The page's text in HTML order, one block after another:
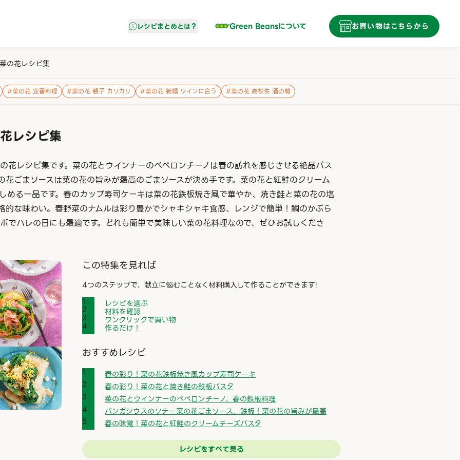
レシピまとめとは？ Green Beansについて お買い物はこちらから
の花レシピ集
#菜の花 定番料理 #菜の花 親子 カリカリ #菜の花 新婚 ワインに合う #菜の花 高校生 酒の肴
レシピ集
花レシピ集です。菜の花とウインナーのペペロンチーノは春の訪れを感じさせる絶品パス
花ごまソースは菜の花の旨みが最高のごまソースが決め手です。菜の花と紅鮭のクリーム
める一品です。春のカップ寿司ケーキは菜の花鉄板焼き風で華やか、焼き鮭と菜の花の塩
的な味わい。春野菜のナムルは彩り豊かでシャキシャキ食感、レンジで簡単！鯛のかぶら
でハレの日にも最適です。どれも簡単で美味しい菜の花料理なので、ぜひお試しくださ
この特集を見れば
4つのステップで、献立に悩むことなく材料購入して作ることができます!
レシピを選ぶ
材料を確認
ワンクリックで買い物
作るだけ！
おすすめレシピ
春の彩り！菜の花鉄板焼き風カップ寿司ケーキ
春の彩り！菜の花と焼き鮭の鉄板パスタ
菜の花とウインナーのペペロンチーノ、春の鉄板料理
パンガシウスのソテー菜の花ごまソース、鉄板！菜の花の旨みが最高
春の味覚！菜の花と紅鮭のクリームチーズパスタ
レシピをすべて見る